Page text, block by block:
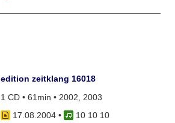
edition zeitklang 16018
1 CD • 61min • 2002, 2003
17.08.2004•
10 10 10